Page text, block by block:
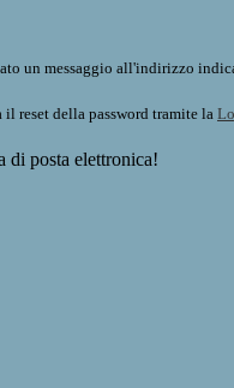
un messaggio all'indirizzo
reset della password tramite la
di posta elettronica!